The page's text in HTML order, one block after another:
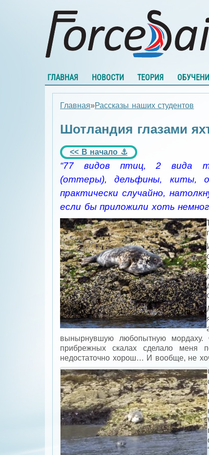
ГЛАВНАЯ НОВОСТИ ТЕОРИЯ
Главная»Рассказы наших студентов
Шотландия глазами
<< В начало ⚓
“77 видов птиц, 2 вида
(оттеры), дельфины,
практически случайно,
если бы приложили хоть
вынырнувшую любопытную
прибрежных скалах сделало меня
недостаточно хорош… И вообще, не